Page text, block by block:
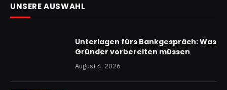
UNSERE AUSWAHL
Unterlagen fürs Bankgespräch: Was
Gründer vorbereiten müssen
August 4, 2026